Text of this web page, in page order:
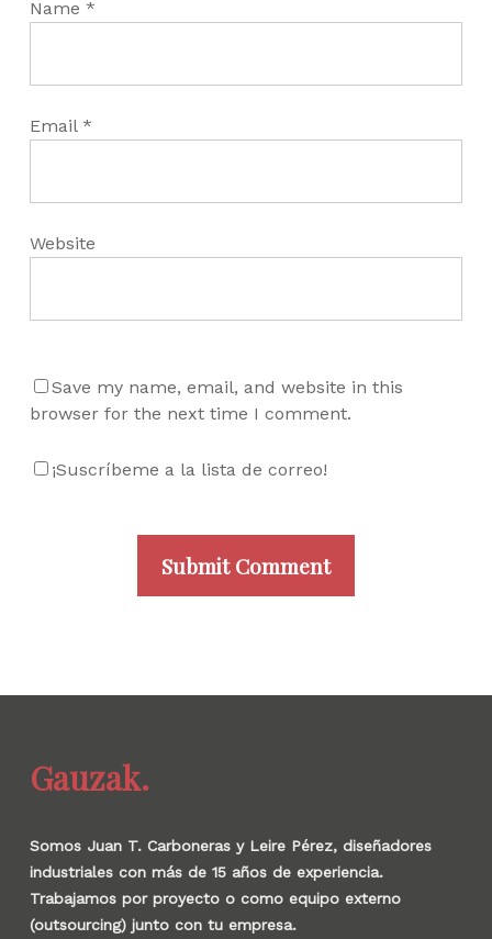
Name *
Email *
Website
Save my name, email, and website in this
browser for the next time I comment.
¡Suscríbeme a la lista de correo!
Gauzak.
Somos Juan T. Carboneras y Leire Pérez, diseñadores
industriales con más de 15 años de experiencia.
Trabajamos por proyecto o como equipo externo
(outsourcing) junto con tu empresa.